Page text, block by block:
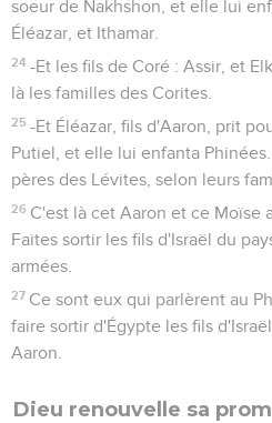
soeur de Nakhshon, et elle lui
Éléazar, et Ithamar.
24 -Et les fils de Coré : Assir, et
là les familles des Corites.
25 -Et Éléazar, fils d'Aaron, prit
Putiel, et elle lui enfanta
pères des Lévites, selon leurs
26 C'est là cet Aaron et ce Moïse
Faites sortir les fils d'Israël du
armées.
27 Ce sont eux qui parlèrent au
faire sortir d'Égypte les fils
Aaron.
Dieu renouvelle sa